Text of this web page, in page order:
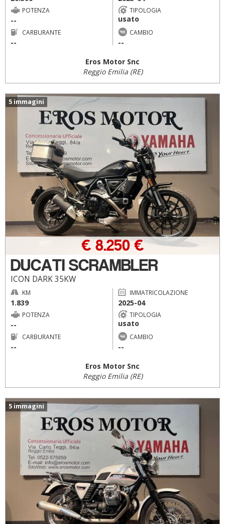
POTENZA
--
TIPOLOGIA
usato
CARBURANTE
--
CAMBIO
--
Eros Motor Snc
Reggio Emilia (RE)
5 immagini
DUCATI SCRAMBLER
ICON DARK 35KW
€ 8.250 €
KM
1.839
IMMATRICOLAZIONE
2025-04
POTENZA
--
TIPOLOGIA
usato
CARBURANTE
--
CAMBIO
--
Eros Motor Snc
Reggio Emilia (RE)
5 immagini